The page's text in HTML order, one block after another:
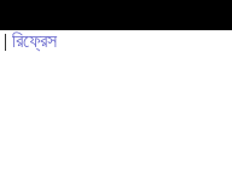
| রিফ্রেস